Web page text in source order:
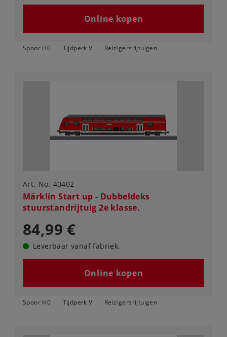
Online kopen
Spoor H0 Tijdperk V Reizigersrijtuigen
Art.-No. 40402
Märklin Start up - Dubbeldeks
stuurstandrijtuig 2e klasse.
84,99 €
Leverbaar vanaf fabriek.
Online kopen
Spoor H0 Tijdperk V Reizigersrijtuigen